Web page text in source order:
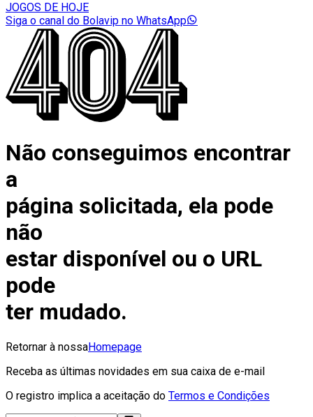
JOGOS DE HOJE
Siga o canal do Bolavip no WhatsApp
Não conseguimos encontrar
a
página solicitada, ela pode
não
estar disponível ou o URL
pode
ter mudado.
Retornar à nossaHomepage
Receba as últimas novidades em sua caixa de e-mail
O registro implica a aceitação do Termos e Condições